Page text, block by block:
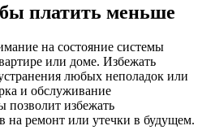
платить меньше
на состояние системы
или доме. Избежать
любых неполадок или
и обслуживание
избежать
на ремонт или утечки в будущем.